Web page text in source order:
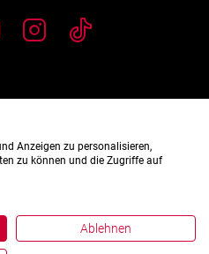
Anzeigen zu personalisieren,
zu können und die Zugriffe auf
Ablehnen